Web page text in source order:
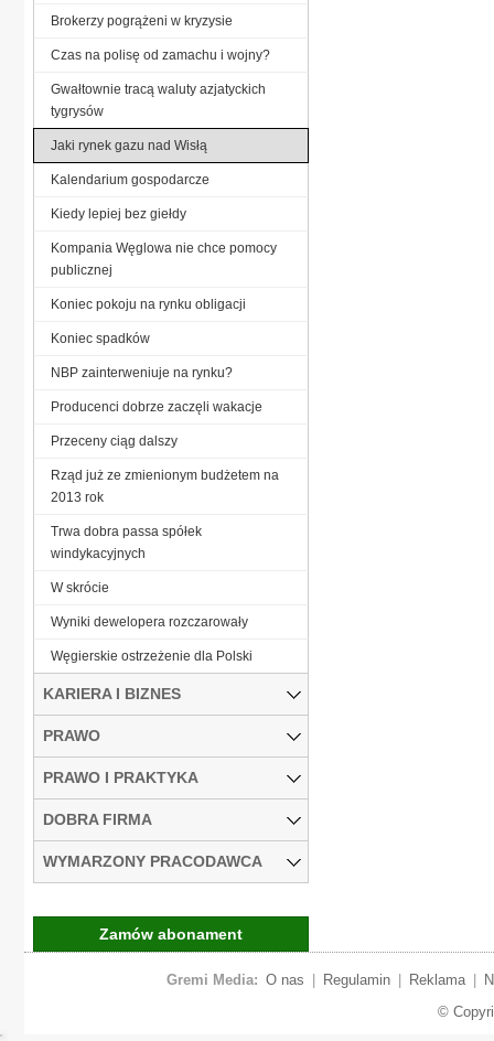
Brokerzy pogrążeni w kryzysie
Czas na polisę od zamachu i wojny?
Gwałtownie tracą waluty azjatyckich
tygrysów
Jaki rynek gazu nad Wisłą
Kalendarium gospodarcze
Kiedy lepiej bez giełdy
Kompania Węglowa nie chce pomocy
publicznej
Koniec pokoju na rynku obligacji
Koniec spadków
NBP zainterweniuje na rynku?
Producenci dobrze zaczęli wakacje
Przeceny ciąg dalszy
Rząd już ze zmienionym budżetem na
2013 rok
Trwa dobra passa spółek
windykacyjnych
W skrócie
Wyniki dewelopera rozczarowały
Węgierskie ostrzeżenie dla Polski
KARIERA I BIZNES
PRAWO
PRAWO I PRAKTYKA
DOBRA FIRMA
WYMARZONY PRACODAWCA
Zamów abonament
Gremi Media: O nas Regulamin Reklama
©